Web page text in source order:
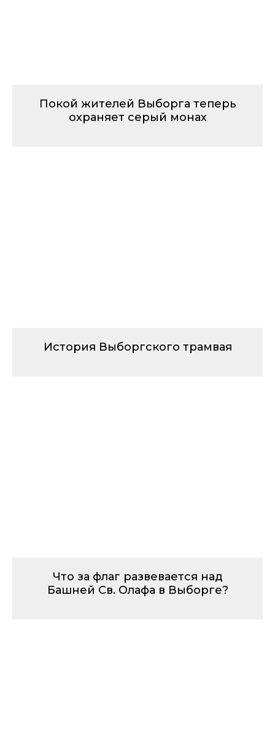
Покой жителей Выборга теперь
охраняет серый монах
История Выборгского трамвая
Что за флаг развевается над
Башней Св. Олафа в Выборге?